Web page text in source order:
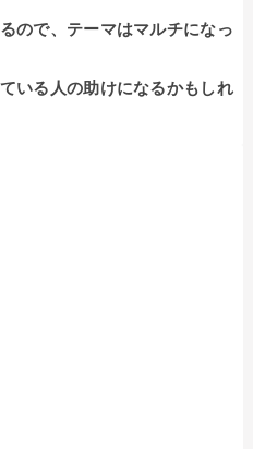
ので、テーマはマルチになっ
いる人の助けになるかもしれ